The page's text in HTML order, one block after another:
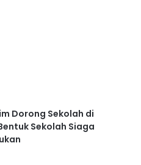
Dorong Sekolah di
Sekolah Siaga